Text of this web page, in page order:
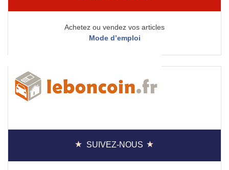
Achetez ou vendez vos articles
Mode d’emploi
SUIVEZ-NOUS